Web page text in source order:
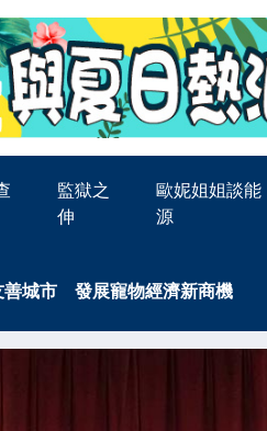
監獄之
伸
歐妮姐姐談能
源
善城市 發展寵物經濟新商機